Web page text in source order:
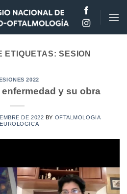
ETIQUETAS:SESION
2022
y su obra
DE 2022 BY OFTALMOLOGIA